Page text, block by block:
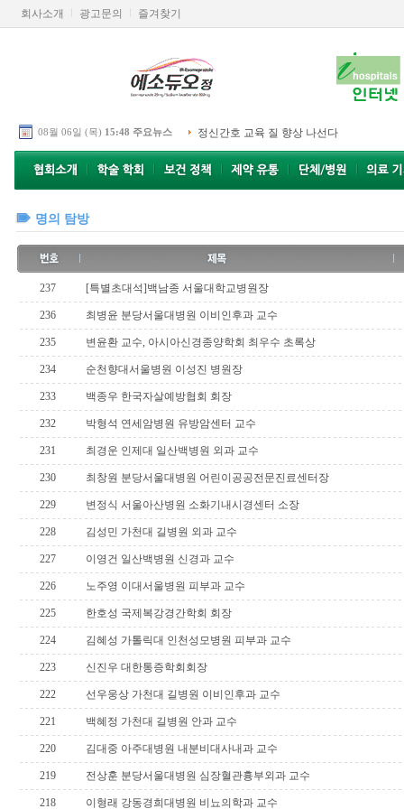
회사소개 광고문의 즐겨찾기
08월 06일 (목) 15:48 주요뉴스 정신간호 교육 질 향상 나선다
명의 탐방
237 [특별초대석]백남종 서울대학교병원장
236 최병윤 분당서울대병원 이비인후과 교수
235 변윤환 교수, 아시아신경종양학회 최우수 초록상
234 순천향대서울병원 이성진 병원장
233 백종우 한국자살예방협회 회장
232 박형석 연세암병원 유방암센터 교수
231 최경운 인제대 일산백병원 외과 교수
230 최창원 분당서울대병원 어린이공공전문진료센터장
229 변정식 서울아산병원 소화기내시경센터 소장
228 김성민 가천대 길병원 외과 교수
227 이영건 일산백병원 신경과 교수
226 노주영 이대서울병원 피부과 교수
225 한호성 국제복강경간학회 회장
224 김혜성 가톨릭대 인천성모병원 피부과 교수
223 신진우 대한통증학회회장
222 선우웅상 가천대 길병원 이비인후과 교수
221 백혜정 가천대 길병원 안과 교수
220 김대중 아주대병원 내분비대사내과 교수
219 전상훈 분당서울대병원 심장혈관흉부외과 교수
218 이형래 강동경희대병원 비뇨의학과 교수